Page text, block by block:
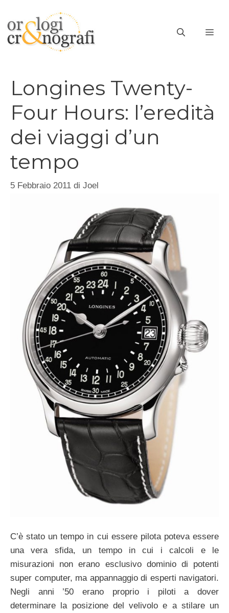
contenuto
Longines Twenty-
Four Hours: l’eredità
dei viaggi d’un
tempo
5 Febbraio 2011 di Joel
C’è stato un tempo in cui essere pilota poteva essere
una vera sfida, un tempo in cui i calcoli e le
misurazioni non erano esclusivo dominio di potenti
super computer, ma appannaggio di esperti navigatori.
Negli anni ’50 erano proprio i piloti a dover
determinare la posizione del velivolo e a stilare un